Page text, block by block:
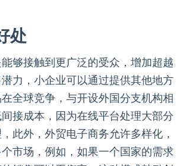
处
够接触到更广泛的受众，增加超越
力，小企业可以通过提供其他地方
全球竞争，与开设外国分支机构相
接成本，因为在线平台处理大部分
此外，外贸电子商务允许多样化，
市场，例如，如果一个国家的需求